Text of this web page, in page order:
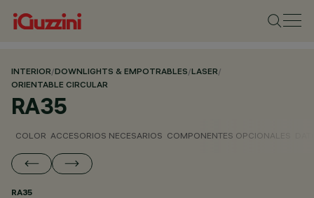
INTERIOR/DOWNLIGHTS & EMPOTRABLES/LASER/
ORIENTABLE CIRCULAR
RA35
COLOR ACCESORIOS NECESARIOS COMPONENTES OPCIONALES
RA35